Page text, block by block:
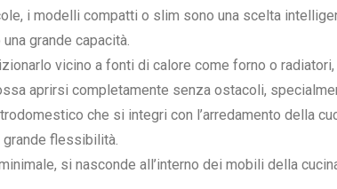
i modelli compatti o slim sono una scelta
grande capacità.
vicino a fonti di calore come forno o
aprirsi completamente senza ostacoli,
che si integri con l’arredamento della
flessibilità.
si nasconde all’interno dei mobili della